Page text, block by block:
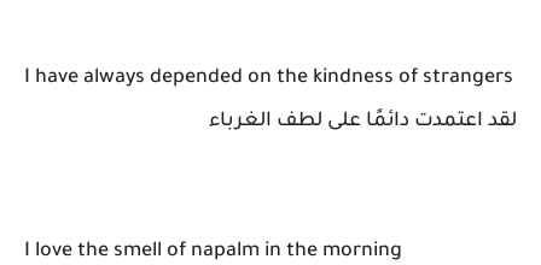
I have always depended on the kindness of strangers
لقد اعتمدت دائمًا على لطف الغرباء
I love the smell of napalm in the morning